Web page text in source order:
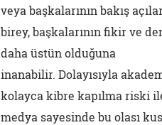
veya başkalarının bakış
birey, başkalarının fikir ve
daha üstün olduğuna
inanabilir. Dolayısıyla
kolayca kibre kapılma riski
medya sayesinde bu olası